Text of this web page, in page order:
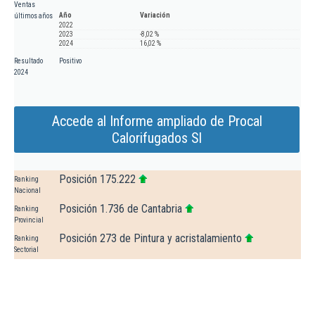
Ventas
últimos años
Año
Variación
2022
2023
-8,02 %
2024
16,02 %
Resultado
2024
Positivo
Accede al Informe ampliado de Procal
Calorifugados Sl
Ranking
Nacional
Posición 175.222
Ranking
Provincial
Posición 1.736 de Cantabria
Ranking
Sectorial
Posición 273 de Pintura y acristalamiento